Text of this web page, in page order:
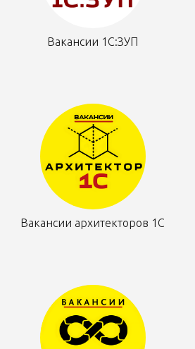
Вакансии 1С:ЗУП
Вакансии архитекторов 1С